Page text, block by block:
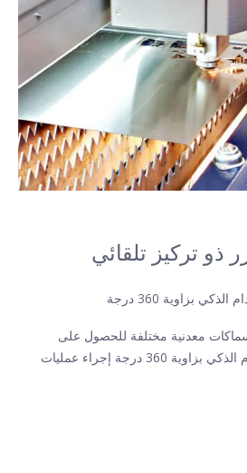
ذو تركيز تلقائي
بزاوية 360 درجة
سماكات معدنية مختلفة للحصول على
الدقة.يضمن تجنب الاصطدام الذكي بزاوية 360 درجة إجراء عمليات